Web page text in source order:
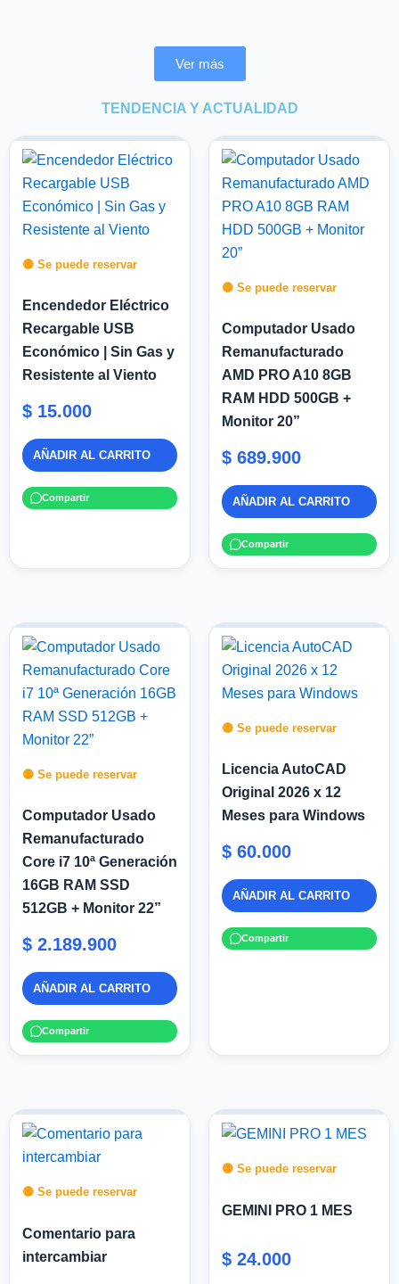
Ver más
TENDENCIA Y ACTUALIDAD
🟡 Se puede reservar
Encendedor Eléctrico
Recargable USB
Económico | Sin Gas y
Resistente al Viento
$ 15.000
AÑADIR AL CARRITO
Compartir
🟡 Se puede reservar
Computador Usado
Remanufacturado
AMD PRO A10 8GB
RAM HDD 500GB +
Monitor 20”
$ 689.900
AÑADIR AL CARRITO
Compartir
🟡 Se puede reservar
Computador Usado
Remanufacturado
Core i7 10ª Generación
16GB RAM SSD
512GB + Monitor 22”
$ 2.189.900
AÑADIR AL CARRITO
Compartir
🟡 Se puede reservar
Licencia AutoCAD
Original 2026 x 12
Meses para Windows
$ 60.000
AÑADIR AL CARRITO
Compartir
🟡 Se puede reservar
Comentario para
intercambiar
🟡 Se puede reservar
GEMINI PRO 1 MES
$ 24.000